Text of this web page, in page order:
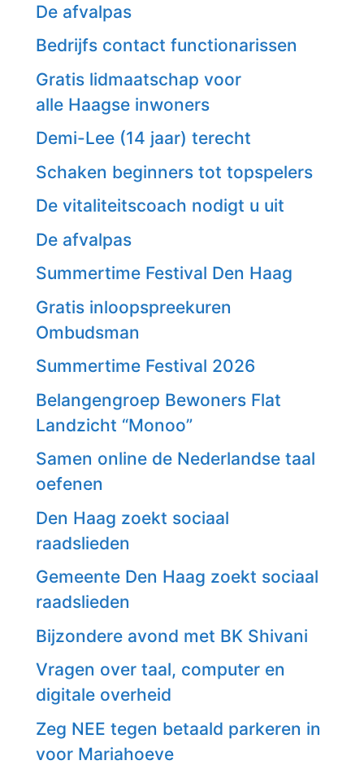
De afvalpas
Bedrijfs contact functionarissen
Gratis lidmaatschap voor
alle Haagse inwoners
Demi-Lee (14 jaar) terecht
Schaken beginners tot topspelers
De vitaliteitscoach nodigt u uit
De afvalpas
Summertime Festival Den Haag
Gratis inloopspreekuren
Ombudsman
Summertime Festival 2026
Belangengroep Bewoners Flat
Landzicht “Monoo”
Samen online de Nederlandse taal
oefenen
Den Haag zoekt sociaal
raadslieden
Gemeente Den Haag zoekt sociaal
raadslieden
Bijzondere avond met BK Shivani
Vragen over taal, computer en
digitale overheid
Zeg NEE tegen betaald parkeren in
voor Mariahoeve